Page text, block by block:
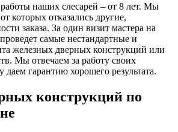
наших слесарей – от 8 лет. Мы
которых отказались другие,
заказа. За один визит мастера на
самые нестандартные и
железных дверных конструкций или
Мы отвечаем за работу своих
даем гарантию хорошего результата.
конструкций по